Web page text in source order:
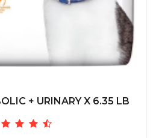
+ URINARY X 6.35 LB